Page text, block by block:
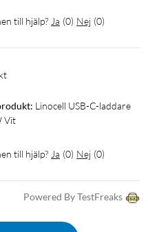
för iPhone X
för iPhone Xs
för iPhone 11
för iPhone 11 Pro Max
till hjälp? Ja (0) Nej (0)
Linocell USB-C-laddare
Vit
till hjälp? Ja (0) Nej (0)
Powered By TestFreaks